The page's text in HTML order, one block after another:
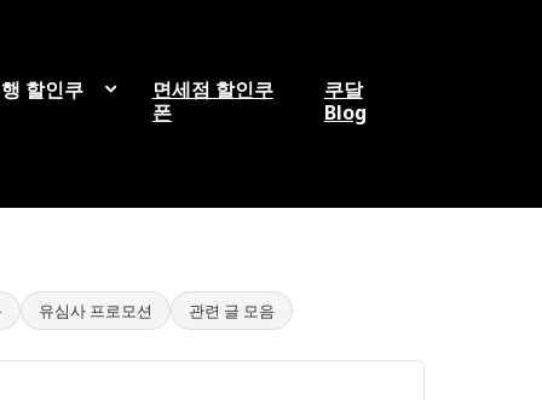
할인쿠
면세점 할인쿠
폰
쿠달
Blog
유심사 프로모션 관련 글 모음